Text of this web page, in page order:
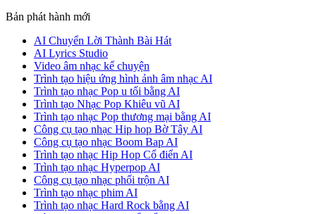
Bản phát hành mới
AI Chuyển Lời Thành Bài Hát
AI Lyrics Studio
Video âm nhạc kể chuyện
Trình tạo hiệu ứng hình ảnh âm nhạc AI
Trình tạo nhạc Pop u tối bằng AI
Trình tạo Nhạc Pop Khiêu vũ AI
Trình tạo nhạc Pop thương mại bằng AI
Công cụ tạo nhạc Hip hop Bờ Tây AI
Công cụ tạo nhạc Boom Bap AI
Trình tạo nhạc Hip Hop Cổ điển AI
Trình tạo nhạc Hyperpop AI
Công cụ tạo nhạc phối trộn AI
Trình tạo nhạc phim AI
Trình tạo nhạc Hard Rock bằng AI